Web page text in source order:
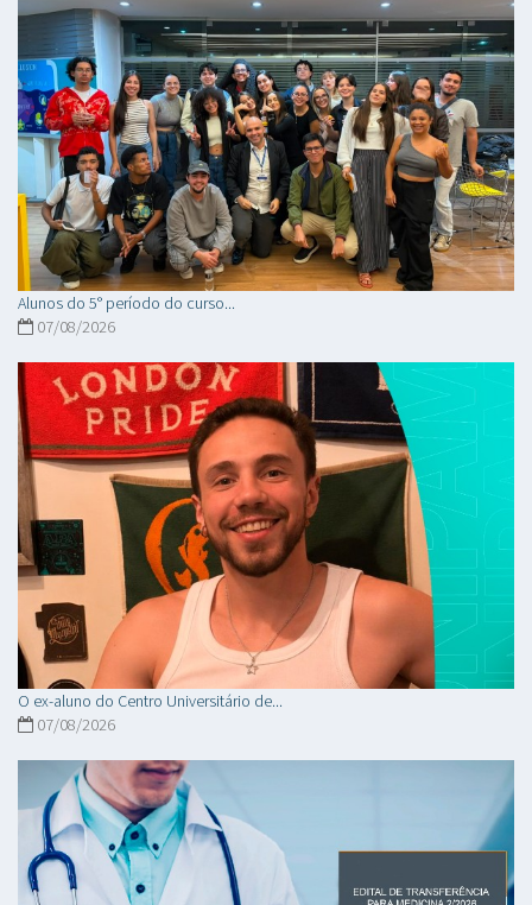
Alunos do 5° período do curso...
07/08/2026
O ex-aluno do Centro Universitário de...
07/08/2026